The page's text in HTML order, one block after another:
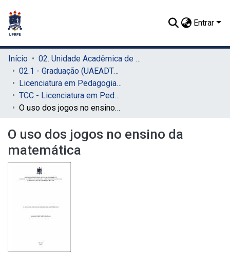
Entrar
Início
02. Unidade Acadêmica de Educação a Distância e Tecnologia (UAEADTec)
02.1 - Graduação (UAEADTec)
Licenciatura em Pedagogia (UAEADTec)
TCC - Licenciatura em Pedagogia (UAEADTec)
O uso dos jogos no ensino da matemática
O uso dos jogos no ensino da
matemática